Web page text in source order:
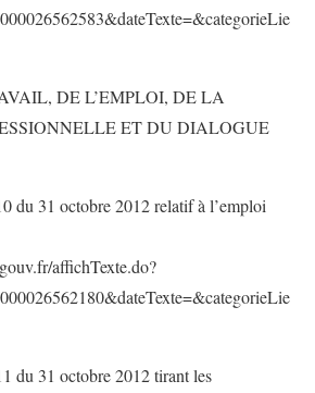
DE L’EMPLOI, DE LA
ET DU DIALOGUE
du 31 octobre 2012 relatif à l’emploi
affichTexte.do?
du 31 octobre 2012 tirant les